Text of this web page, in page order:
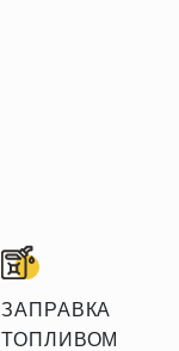
ЗАПРАВКА
ТОПЛИВОМ